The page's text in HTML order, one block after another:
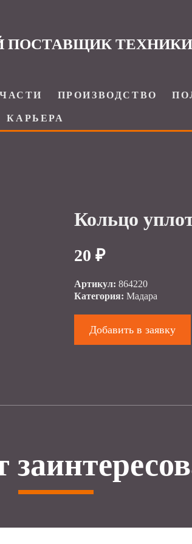
ТЕХНИКИ
ПРОИЗВОДСТВО
КАРЬЕРА
Кольцо
20 ₽
Артикул: 864220
Категория: Мадара
Добавить в заявку